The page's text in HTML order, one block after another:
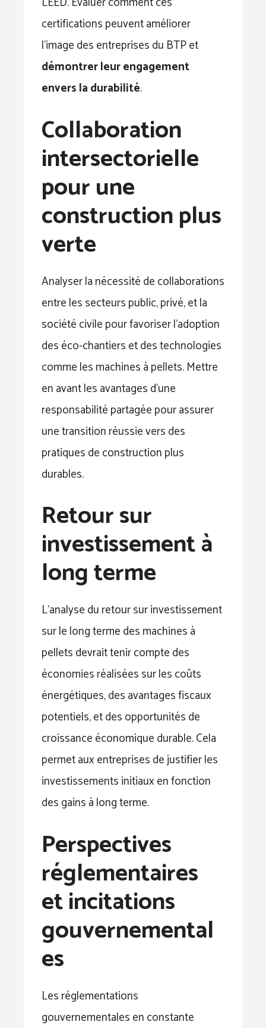
certifications peuvent améliorer
l’image des entreprises du BTP et
démontrer leur engagement
envers la durabilité.
Collaboration
intersectorielle
pour une
construction plus
verte
Analyser la nécessité de collaborations
entre les secteurs public, privé, et la
société civile pour favoriser l’adoption
des éco-chantiers et des technologies
comme les machines à pellets. Mettre
en avant les avantages d’une
responsabilité partagée pour assurer
une transition réussie vers des
pratiques de construction plus
durables.
Retour sur
investissement à
long terme
L’analyse du retour sur investissement
sur le long terme des machines à
pellets devrait tenir compte des
économies réalisées sur les coûts
énergétiques, des avantages fiscaux
potentiels, et des opportunités de
croissance économique durable. Cela
permet aux entreprises de justifier les
investissements initiaux en fonction
des gains à long terme.
Perspectives
réglementaires
et incitations
gouvernemental
es
Les réglementations
gouvernementales en constante